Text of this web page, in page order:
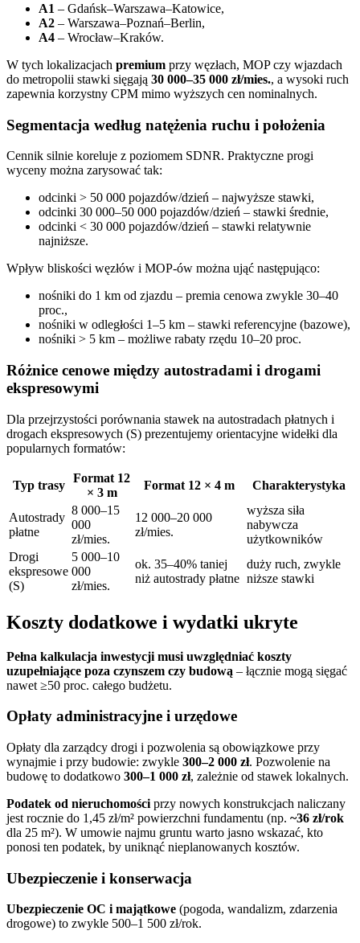
A1 – Gdańsk–Warszawa–Katowice,
A2 – Warszawa–Poznań–Berlin,
A4 – Wrocław–Kraków.
W tych lokalizacjach premium przy węzłach, MOP czy wjazdach
do metropolii stawki sięgają 30 000–35 000 zł/mies., a wysoki ruch
zapewnia korzystny CPM mimo wyższych cen nominalnych.
Segmentacja według natężenia ruchu i położenia
Cennik silnie koreluje z poziomem SDNR. Praktyczne progi
wyceny można zarysować tak:
odcinki > 50 000 pojazdów/dzień – najwyższe stawki,
odcinki 30 000–50 000 pojazdów/dzień – stawki średnie,
odcinki < 30 000 pojazdów/dzień – stawki relatywnie
najniższe.
Wpływ bliskości węzłów i MOP-ów można ująć następująco:
nośniki do 1 km od zjazdu – premia cenowa zwykle 30–40
proc.,
nośniki w odległości 1–5 km – stawki referencyjne (bazowe),
nośniki > 5 km – możliwe rabaty rzędu 10–20 proc.
Różnice cenowe między autostradami i drogami
ekspresowymi
Dla przejrzystości porównania stawek na autostradach płatnych i
drogach ekspresowych (S) prezentujemy orientacyjne widełki dla
popularnych formatów:
Typ trasy
Format 12
× 3 m
Format 12 × 4 m Charakterystyka
Autostrady
płatne
8 000–15
000
zł/mies.
12 000–20 000
zł/mies.
wyższa siła
nabywcza
użytkowników
Drogi
ekspresowe
(S)
5 000–10
000
zł/mies.
ok. 35–40% taniej
niż autostrady płatne
duży ruch, zwykle
niższe stawki
Koszty dodatkowe i wydatki ukryte
Pełna kalkulacja inwestycji musi uwzględniać koszty
uzupełniające poza czynszem czy budową – łącznie mogą sięgać
nawet ≥50 proc. całego budżetu.
Opłaty administracyjne i urzędowe
Opłaty dla zarządcy drogi i pozwolenia są obowiązkowe przy
wynajmie i przy budowie: zwykle 300–2 000 zł. Pozwolenie na
budowę to dodatkowo 300–1 000 zł, zależnie od stawek lokalnych.
Podatek od nieruchomości przy nowych konstrukcjach naliczany
jest rocznie do 1,45 zł/m² powierzchni fundamentu (np. ~36 zł/rok
dla 25 m²). W umowie najmu gruntu warto jasno wskazać, kto
ponosi ten podatek, by uniknąć nieplanowanych kosztów.
Ubezpieczenie i konserwacja
Ubezpieczenie OC i majątkowe (pogoda, wandalizm, zdarzenia
drogowe) to zwykle 500–1 500 zł/rok.